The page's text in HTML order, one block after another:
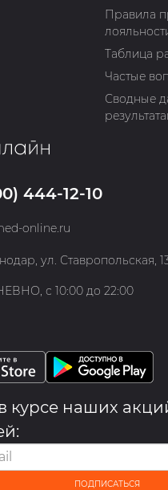
Правила
Таблица
Частые
Сводные
444-12-10
online.ru
ул. Ставропольская,
с 10:00 до 22:00
курсе наших
ПОДПИСАТЬСЯ